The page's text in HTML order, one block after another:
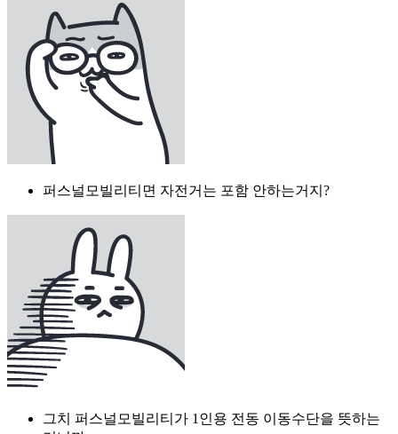
퍼스널모빌리티면 자전거는 포함 안하는거지?
그치 퍼스널모빌리티가 1인용 전동 이동수단을 뜻하는